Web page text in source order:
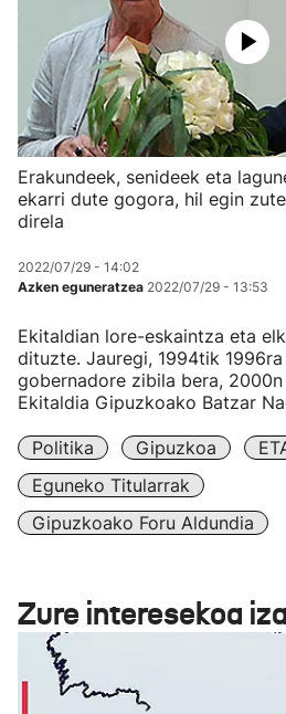
Erakundeek, senideek eta
ekarri dute gogora, hil egin
direla
2022/07/29 - 14:02
Azken eguneratzea 2022/07/29 - 13:53
Ekitaldian lore-eskaintza eta
dituzte. Jauregi, 1994tik
gobernadore zibila bera, 2000n
Ekitaldia Gipuzkoako Batzar
Politika Gipuzkoa
Eguneko Titularrak
Gipuzkoako Foru Aldundia
Zure interesekoa